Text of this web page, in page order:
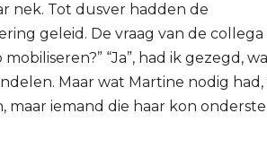
nek. Tot dusver hadden de
geleid. De vraag van de collega
“Ja”, had ik gezegd,
Maar wat Martine nodig had,
iemand die haar kon